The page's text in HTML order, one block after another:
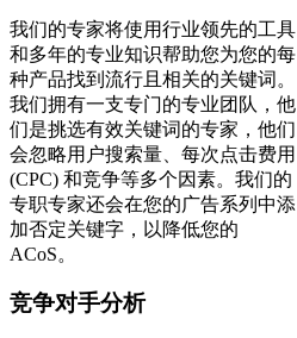
我们的专家将使用行业领先的工具
和多年的专业知识帮助您为您的每
种产品找到流行且相关的关键词。
我们拥有一支专门的专业团队，他
们是挑选有效关键词的专家，他们
会忽略用户搜索量、每次点击费用
(CPC) 和竞争等多个因素。我们的
专职专家还会在您的广告系列中添
加否定关键字，以降低您的
ACoS。
竞争对手分析